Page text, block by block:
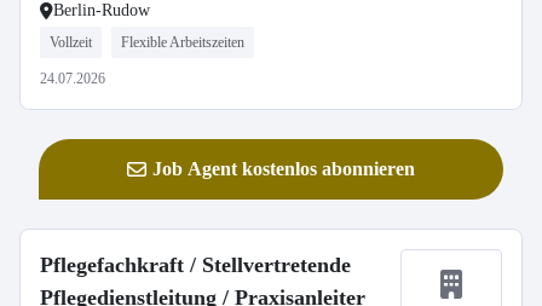
Berlin-Rudow
Vollzeit Flexible Arbeitszeiten
24.07.2026
Job Agent kostenlos abonnieren
Pflegefachkraft / Stellvertretende
Pflegedienstleitung / Praxisanleiter